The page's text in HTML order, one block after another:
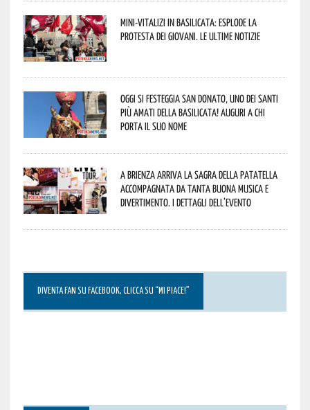
Mini-vitalizi in Basilicata: esplode la
protesta dei giovani. Le ultime notizie
Oggi si festeggia San Donato, uno dei Santi
più amati della Basilicata! Auguri a chi
porta il suo nome
A Brienza arriva la Sagra della Patatella
accompagnata da tanta buona musica e
divertimento. I dettagli dell’evento
DIVENTA FAN SU FACEBOOK, CLICCA SU “MI PIACE!”